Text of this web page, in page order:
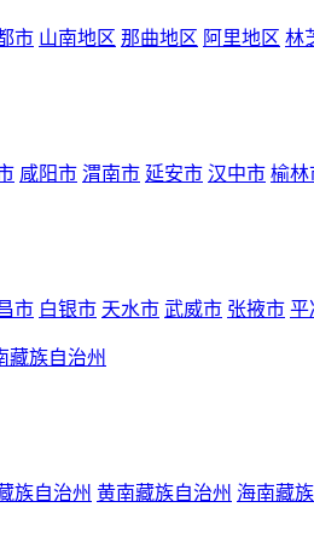
市 山南地区 那曲地区 阿里地区 林
咸阳市 渭南市 延安市 汉中市 榆林
市 白银市 天水市 武威市 张掖市 平
藏族自治州
族自治州 黄南藏族自治州 海南藏